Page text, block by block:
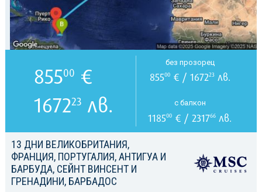
13 ДНИ ВЕЛИКОБРИТАНИЯ,
ФРАНЦИЯ, ПОРТУГАЛИЯ, АНТИГУА И
БАРБУДА, СЕЙНТ ВИНСЕНТ И
ГРЕНАДИНИ, БАРБАДОС
85500 €
167223 лв.
без прозорец
85500€ / 167223лв.
с балкон
118500 € / 231766 лв.